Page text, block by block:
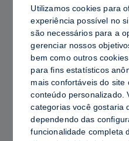
Utilizamos cookies para
experiência possível no
são necessários para a
gerenciar nossos
bem como outros
para fins estatísticos
mais confortáveis ​​do site
conteúdo personalizado.
categorias você gostaria
dependendo das
funcionalidade completa